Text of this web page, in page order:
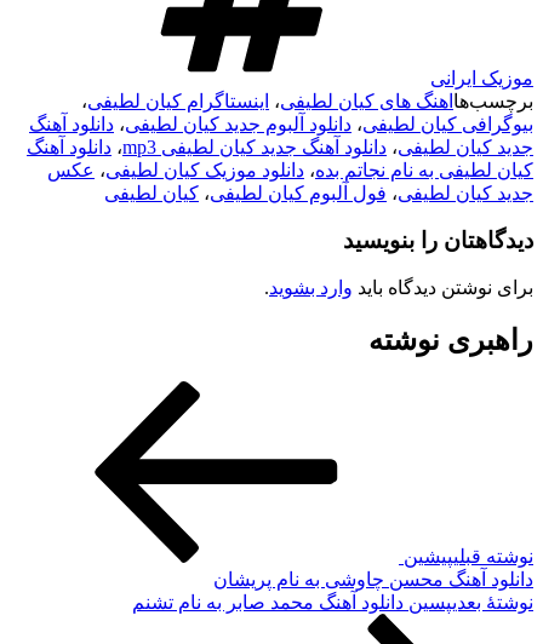
موزیک ایرانی
برچسب‌ها اهنگ های کیان لطیفی، اینستاگرام کیان لطیفی،
بیوگرافی کیان لطیفی، دانلود آلبوم جدید کیان لطیفی، دانلود آهنگ
جدید کیان لطیفی، دانلود آهنگ جدید کیان لطیفی mp3 ، دانلود آهنگ
کیان لطیفی به نام نجاتم بده، دانلود موزیک کیان لطیفی، عکس
جدید کیان لطیفی، فول آلبوم کیان لطیفی، کیان لطیفی
دیدگاهتان را بنویسید
برای نوشتن دیدگاه باید وارد بشوید.
راهبری نوشته
نوشته قبلیپیشین
دانلود آهنگ محسن چاوشی به نام پریشان
نوشته‌ٔ بعدیپسین دانلود آهنگ محمد صابر به نام تشنم